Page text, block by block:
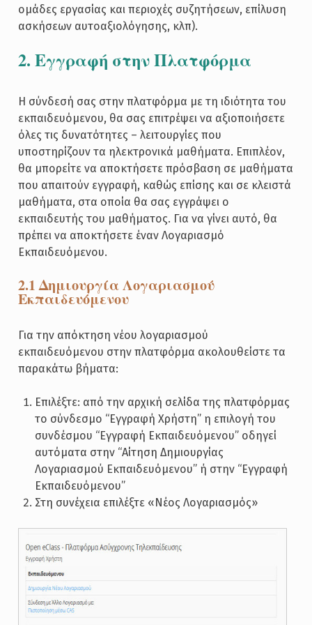
ομάδες εργασίας και περιοχές συζητήσεων, επίλυση
ασκήσεων αυτοαξιολόγησης, κλπ).
2. Εγγραφή στην Πλατφόρμα
Η σύνδεσή σας στην πλατφόρμα με τη ιδιότητα του
εκπαιδευόμενου, θα σας επιτρέψει να αξιοποιήσετε
όλες τις δυνατότητες – λειτουργίες που
υποστηρίζουν τα ηλεκτρονικά μαθήματα. Επιπλέον,
θα μπορείτε να αποκτήσετε πρόσβαση σε μαθήματα
που απαιτούν εγγραφή, καθώς επίσης και σε κλειστά
μαθήματα, στα οποία θα σας εγγράψει ο
εκπαιδευτής του μαθήματος. Για να γίνει αυτό, θα
πρέπει να αποκτήσετε έναν Λογαριασμό
Εκπαιδευόμενου.
2.1 Δημιουργία Λογαριασμού
Εκπαιδευόμενου
Για την απόκτηση νέου λογαριασμού
εκπαιδευόμενου στην πλατφόρμα ακολουθείστε τα
παρακάτω βήματα:
Επιλέξτε: από την αρχική σελίδα της πλατφόρμας
το σύνδεσμο “Εγγραφή Χρήστη” η επιλογή του
συνδέσμου “Εγγραφή Εκπαιδευόμενου” οδηγεί
αυτόματα στην “Αίτηση Δημιουργίας
Λογαριασμού Εκπαιδευόμενου” ή στην “Εγγραφή
Εκπαιδευόμενου”
Στη συνέχεια επιλέξτε «Νέος Λογαριασμός»